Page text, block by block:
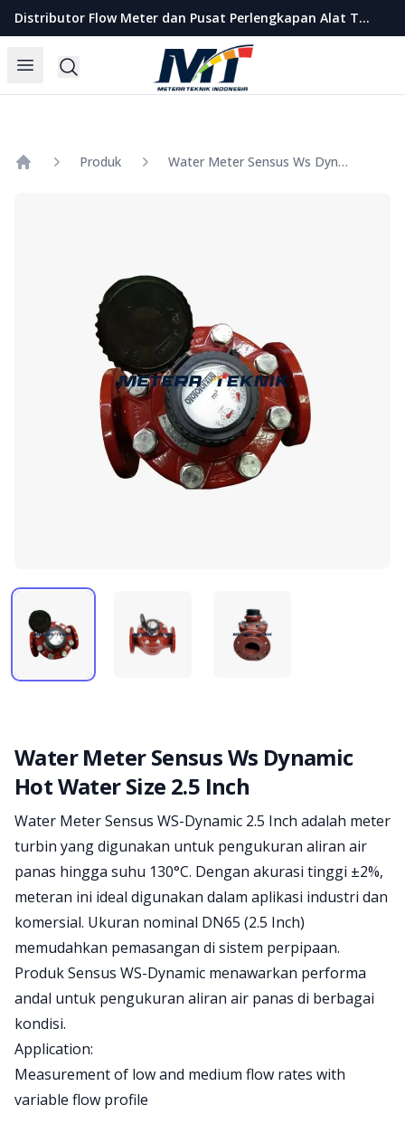
Distributor Flow Meter dan Pusat Perlengkapan Alat Teknik Indonesia
Open menu
Search
Metera Teknik Indonesia
Produk Water Meter Sensus Ws Dynamic Hot Water Size 2.5 Inch
Water Meter Sensus Ws Dynamic
Hot Water Size 2.5 Inch
Product information
Water Meter Sensus WS-Dynamic 2.5 Inch adalah meter
turbin yang digunakan untuk pengukuran aliran air
panas hingga suhu 130°C. Dengan akurasi tinggi ±2%,
meteran ini ideal digunakan dalam aplikasi industri dan
komersial. Ukuran nominal DN65 (2.5 Inch)
memudahkan pemasangan di sistem perpipaan.
Produk Sensus WS-Dynamic menawarkan performa
andal untuk pengukuran aliran air panas di berbagai
kondisi.
Application:
Measurement of low and medium flow rates with
variable flow profile